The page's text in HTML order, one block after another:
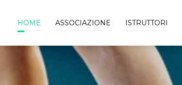
HOME ASSOCIAZIONE ISTRUTTORI